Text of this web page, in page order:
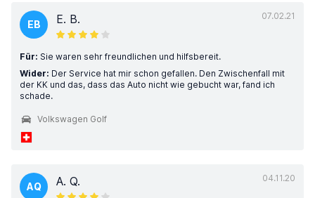
07.02.21
EB E. B.
Für: Sie waren sehr freundlichen und hilfsbereit.
Wider: Der Service hat mir schon gefallen. Den Zwischenfall mit
der KK und das, dass das Auto nicht wie gebucht war, fand ich
schade.
Volkswagen Golf
04.11.20
AQ A. Q.